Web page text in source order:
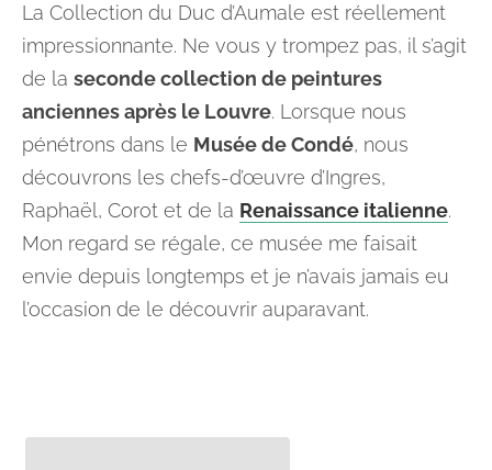
La Collection du Duc d’Aumale est réellement
impressionnante. Ne vous y trompez pas, il s’agit
de la seconde collection de peintures
anciennes après le Louvre. Lorsque nous
pénétrons dans le Musée de Condé, nous
découvrons les chefs-d’œuvre d’Ingres,
Raphaël, Corot et de la Renaissance italienne.
Mon regard se régale, ce musée me faisait
envie depuis longtemps et je n’avais jamais eu
l’occasion de le découvrir auparavant.